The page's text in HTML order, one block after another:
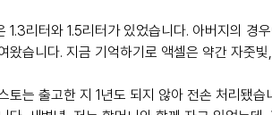
1.3리터와 1.5리터가 있었습니다. 아버지의 경
왔습니다. 지금 기억하기로 액셀은 약간 자줏
토는 출고한 지 1년도 되지 않아 전손 처리됐